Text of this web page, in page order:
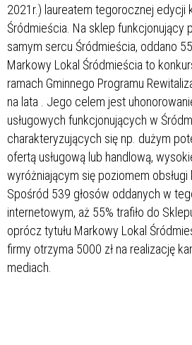
2021r.) laureatem tegorocznej edycji
Śródmieścia. Na sklep funkcjonujący
samym sercu Śródmieścia, oddano
Markowy Lokal Śródmieścia to
ramach Gminnego Programu
na lata
. Jego celem jest
usługowych funkcjonujących w
charakteryzujących się np. dużym
ofertą usługową lub handlową,
wyróżniającym się poziomem obsługi
Spośród 539 głosów oddanych w
internetowym, aż 55% trafiło do
oprócz tytułu Markowy Lokal
firmy otrzyma 5000 zł na realizację
mediach.